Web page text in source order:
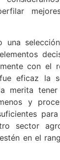
con el
eficaz la
merita
y
sector
en el